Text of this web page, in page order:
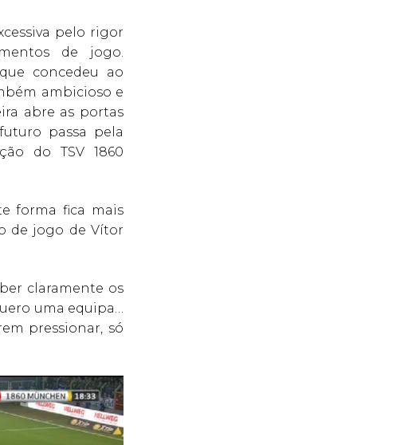
pelo rigor
de jogo.
concedeu ao
ambicioso e
abre as portas
passa pela
do TSV 1860
forma fica mais
de jogo de Vítor
claramente os
uma equipa…
pressionar, só